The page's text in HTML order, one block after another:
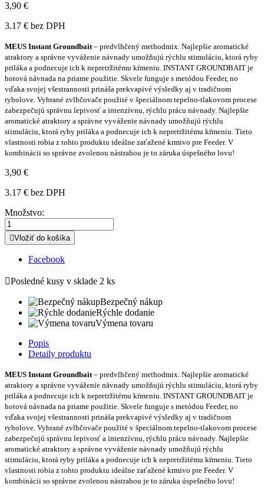
3,90 €
3.17 € bez DPH
MEUS Instant Groundbait – predvlhčený methodmix. Najlepšie aromatické
atraktory a správne vyváženie návnady umožňujú rýchlu stimuláciu, ktorá ryby
priláka a podnecuje ich k nepretržitému kŕmeniu. INSTANT GROUNDBAIT je
hotová návnada na priame použitie. Skvele funguje s metódou Feeder, no
vďaka svojej všestrannosti prináša prekvapivé výsledky aj v tradičnom
rybolove. Vybrané zvlhčovače použité v špeciálnom tepelno-tlakovom procese
zabezpečujú správnu lepivosť a intenzívnu, rýchlu prácu návnady. Najlepšie
aromatické atraktory a správne vyváženie návnady umožňujú rýchlu
stimuláciu, ktorá ryby priláka a podnecuje ich k nepretržitému kŕmeniu. Tieto
vlastnosti robia z tohto produktu ideálne zaťažené krmivo pre Feeder. V
kombinácii so správne zvolenou nástrahou je to záruka úspešného lovu!
3,90 €
3.17 € bez DPH
Množstvo:
Vložiť do košíka
Facebook
Posledné kusy v sklade 2 ks
Bezpečný nákup
Rýchle dodanie
Výmena tovaru
Popis
Detaily produktu
MEUS Instant Groundbait – predvlhčený methodmix. Najlepšie aromatické
atraktory a správne vyváženie návnady umožňujú rýchlu stimuláciu, ktorá ryby
priláka a podnecuje ich k nepretržitému kŕmeniu. INSTANT GROUNDBAIT je
hotová návnada na priame použitie. Skvele funguje s metódou Feeder, no
vďaka svojej všestrannosti prináša prekvapivé výsledky aj v tradičnom
rybolove. Vybrané zvlhčovače použité v špeciálnom tepelno-tlakovom procese
zabezpečujú správnu lepivosť a intenzívnu, rýchlu prácu návnady. Najlepšie
aromatické atraktory a správne vyváženie návnady umožňujú rýchlu
stimuláciu, ktorá ryby priláka a podnecuje ich k nepretržitému kŕmeniu. Tieto
vlastnosti robia z tohto produktu ideálne zaťažené krmivo pre Feeder. V
kombinácii so správne zvolenou nástrahou je to záruka úspešného lovu!